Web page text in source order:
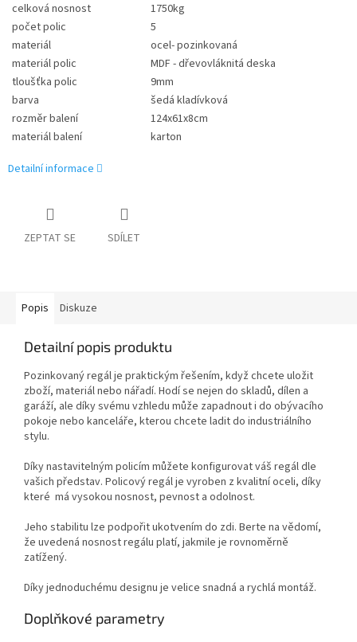
celková nosnost
1750kg
počet polic
5
materiál
ocel- pozinkovaná
materiál polic
MDF - dřevovláknitá deska
tloušťka polic
9mm
barva
šedá kladívková
rozměr balení
124x61x8cm
materiál balení
karton
Detailní informace
ZEPTAT SE SDÍLET
Popis Diskuze
Detailní popis produktu
Pozinkovaný regál je praktickým řešením, když chcete uložit
zboží, materiál nebo nářadí. Hodí se nejen do skladů, dílen a
garáží, ale díky svému vzhledu může zapadnout i do obývacího
pokoje nebo kanceláře, kterou chcete ladit do industriálního
stylu.
Díky nastavitelným policím můžete konfigurovat váš regál dle
vašich představ. Policový regál je vyroben z kvalitní oceli, díky
které má vysokou nosnost, pevnost a odolnost.
Jeho stabilitu lze podpořit ukotvením do zdi. Berte na vědomí,
že uvedená nosnost regálu platí, jakmile je rovnoměrně
zatížený.
Díky jednoduchému designu je velice snadná a rychlá montáž.
Doplňkové parametry